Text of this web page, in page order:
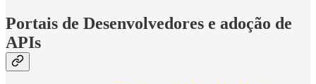
Portais de Desenvolvedores e adoção de
APIs